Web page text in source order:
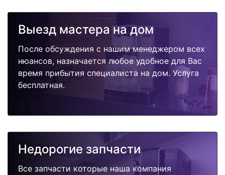
поломок.
Выезд мастера на дом
После обсуждения с нашим менеджером всех
нюансов, назначается любое удобное для Вас
время прибытия специалиста на дом. Услуга
бесплатная.
Недорогие запчасти
Все запчасти которые наша компания